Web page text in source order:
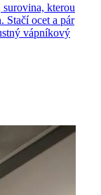
kterou
Stačí ocet a pár
vápníkový